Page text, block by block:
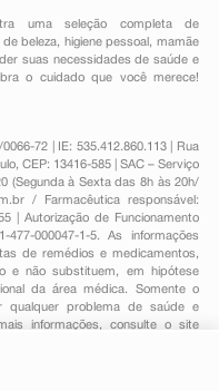
uma seleção completa de
beleza, higiene pessoal ,mamãe
suas necessidades de saúde e
o cuidado que você merece!
72 | IE: 535.412.860.113 | Rua
CEP: 13416-585 | SAC – Serviço
(Segunda à Sexta das 8h às 20h/
/ Farmacêutica responsável:
| Autorização de Funcionamento
477-000047-1-5. As informações
de remédios e medicamentos,
e não substituem, em hipótese
da área médica. Somente o
qualquer problema de saúde e
informações, consulte o site